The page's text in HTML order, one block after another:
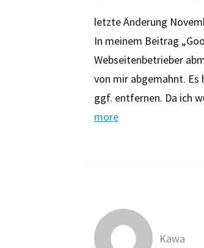
letzte Änderung
In meinem Beitrag
Webseitenbetrieber
von mir abgemahnt.
ggf. entfernen. Da ich
more
Kawa